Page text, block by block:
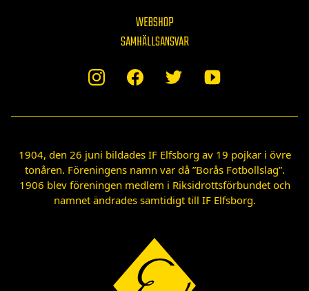
WEBSHOP
SAMHÄLLSANSVAR
1904, den 26 juni bildades IF Elfsborg av 19 pojkar i övre
tonåren. Föreningens namn var då ”Borås Fotbollslag”.
1906 blev föreningen medlem i Riksidrottsförbundet och
namnet ändrades samtidigt till IF Elfsborg.